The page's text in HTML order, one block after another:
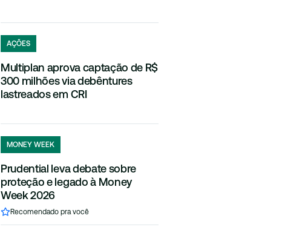
AÇÕES
Multiplan aprova captação de R$
300 milhões via debêntures
lastreados em CRI
MONEY WEEK
Prudential leva debate sobre
proteção e legado à Money
Week 2026
Recomendado pra você